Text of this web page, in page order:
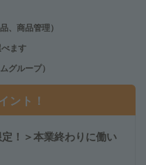
、商品管理）
ます
グループ）
ント！
！＞本業終わりに働い